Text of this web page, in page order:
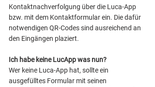
Kontaktnachverfolgung über die Luca-App
bzw. mit dem Kontaktformular ein. Die dafür
notwendigen QR-Codes sind ausreichend an
den Eingängen plaziert.
Ich habe keine LucApp was nun?
Wer keine Luca-App hat, sollte ein
ausgefülltes Formular mit seinen